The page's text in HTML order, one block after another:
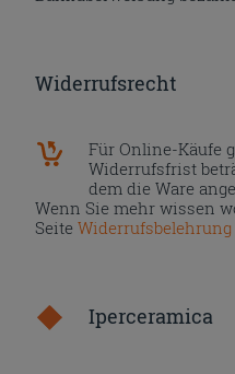
Widerrufsrecht
Für Online-Käufe
Widerrufsfrist
dem die Ware
Wenn Sie mehr wissen
Seite
Iperceramica